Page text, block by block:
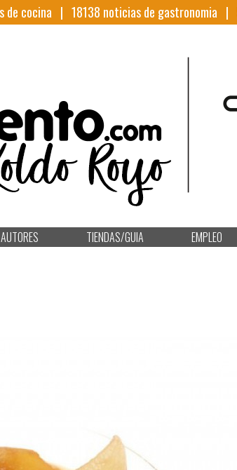
de cocina | 18138 noticias de gastronomia |
AUTORES TIENDAS/GUIA EMPLEO